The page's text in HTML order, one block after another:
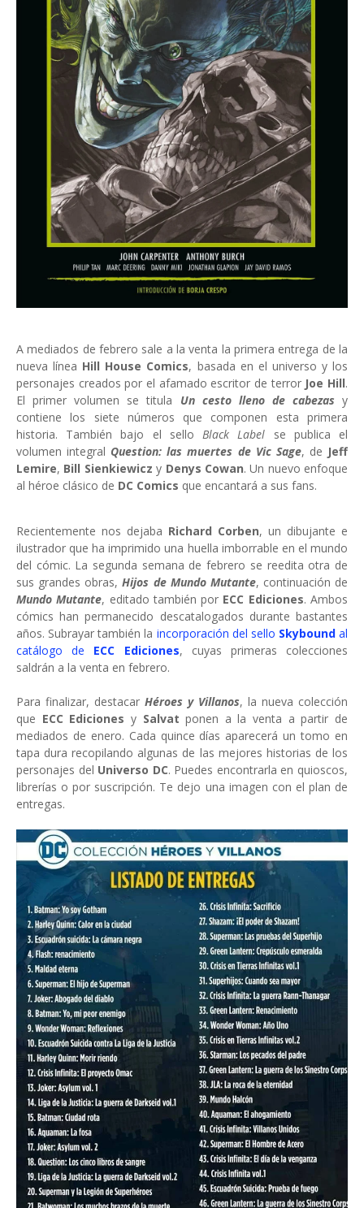
A mediados de febrero sale a la venta la primera entrega de la
nueva línea Hill House Comics, basada en el universo y los
personajes creados por el afamado escritor de terror Joe Hill.
El primer volumen se titula Un cesto lleno de cabezas y
contiene los siete números que componen esta primera
historia. También bajo el sello Black Label se publica el
volumen integral Question: las muertes de Vic Sage, de Jeff
Lemire, Bill Sienkiewicz y Denys Cowan. Un nuevo enfoque
al héroe clásico de DC Comics que encantará a sus fans.
Recientemente nos dejaba Richard Corben, un dibujante e
ilustrador que ha imprimido una huella imborrable en el mundo
del cómic. La segunda semana de febrero se reedita otra de
sus grandes obras,Hijos de Mundo Mutante, continuación de
Mundo Mutante, editado también por ECC Ediciones. Ambos
cómics han permanecido descatalogados durante bastantes
años. Subrayar también la incorporación del sello Skybound al
catálogo de ECC Ediciones, cuyas primeras colecciones
saldrán a la venta en febrero.
Para finalizar, destacar Héroes y Villanos, la nueva colección
que ECC Ediciones y Salvatponen a la venta a partir de
mediados de enero. Cada quince días aparecerá un tomo en
tapa dura recopilando algunas de las mejores historias de los
personajes del Universo DC. Puedes encontrarla en quioscos,
librerías o por suscripción. Te dejo una imagen con el plan de
entregas.